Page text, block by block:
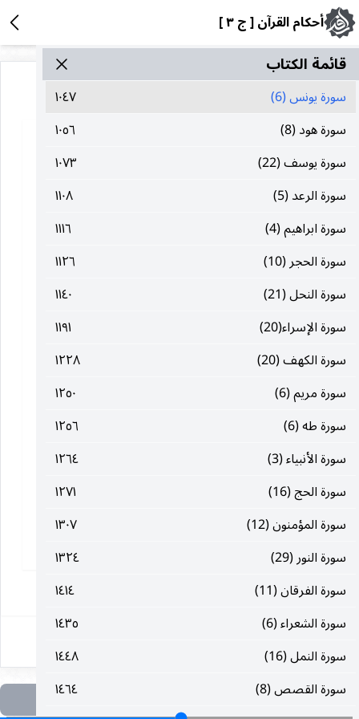
أحكام القرآن [ ج ٣ ]
قائمة الکتاب
سورة يونس (6)
١٠٤٧
سورة هود (8)
١٠٥٦
سورة يوسف (22)
١٠٧٣
سورة الرعد (5)
١١٠٨
سورة ابراهيم (4)
١١١٦
سورة الحجر (10)
١١٢٦
سورة النحل (21)
١١٤٠
سورة الإسراء(20)
١١٩١
سورة الكهف (20)
١٢٢٨
سورة مريم (6)
١٢٥٠
سورة طه (6)
١٢٥٦
سورة الأنبياء (3)
١٢٦٤
سورة الحج (16)
١٢٧١
سورة المؤمنون (12)
١٣٠٧
سورة النور (29)
١٣٢٤
سورة الفرقان (11)
١٤١٤
سورة الشعراء (6)
١٤٣٥
سورة النمل (16)
١٤٤٨
سورة القصص (8)
١٤٦٤